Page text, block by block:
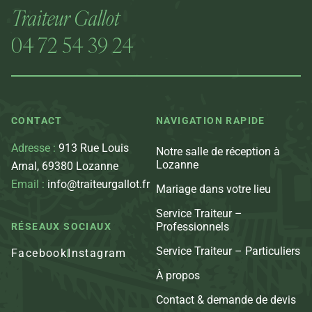
Traiteur Gallot
04 72 54 39 24
CONTACT
Adresse : 913 Rue Louis
Arnal, 69380 Lozanne
Email : info@traiteurgallot.fr
RÉSEAUX SOCIAUX
FacebookInstagram
NAVIGATION RAPIDE
Notre salle de réception à
Lozanne
Mariage dans votre lieu
Service Traiteur –
Professionnels
Service Traiteur – Particuliers
À propos
Contact & demande de devis